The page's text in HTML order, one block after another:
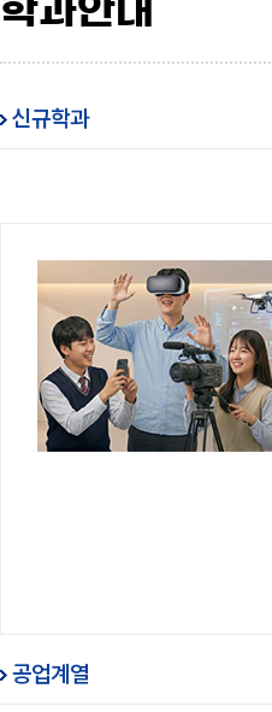
학과안내
신규학과
공업계열